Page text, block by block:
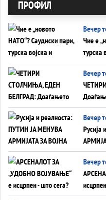
ПРОФИЛ
Вечер
Чие е
турска
служба
Вечер
на
Вечер
БЕЗ
Вечер